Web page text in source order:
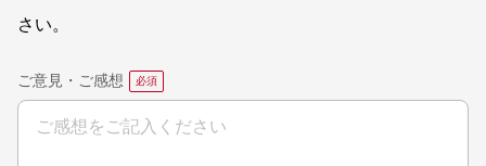
さい。
ご意見・ご感想